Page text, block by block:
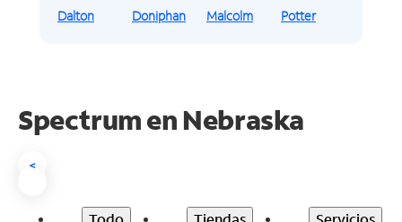
Dalton
Doniphan
Malcolm
Potter
Spectrum en Nebraska
<